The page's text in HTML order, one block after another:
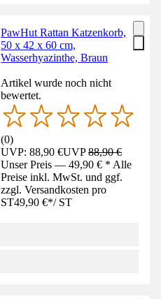
PawHut Rattan Katzenkorb,
50 x 42 x 60 cm,
Wasserhyazinthe, Braun
Artikel wurde noch nicht
bewertet.
(0)
UVP: 88,90 €UVP88,90 €
Unser Preis — 49,90 € * Alle
Preise inkl. MwSt. und ggf.
zzgl. Versandkosten pro
ST49,90 €*/ ST